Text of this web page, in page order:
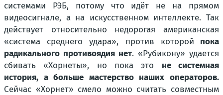
системами РЭБ, потому что идёт не на прямом
видеосигнале, а на искусственном интеллекте. Так
действует относительно недорогая американская
«система среднего удара», против которой пока
радикального противоядия нет. «Рубикону» удается
сбивать «Хорнеты», но пока это не системная
история, а больше мастерство наших операторов.
Сейчас «Хорнет» смело можно считать совместным